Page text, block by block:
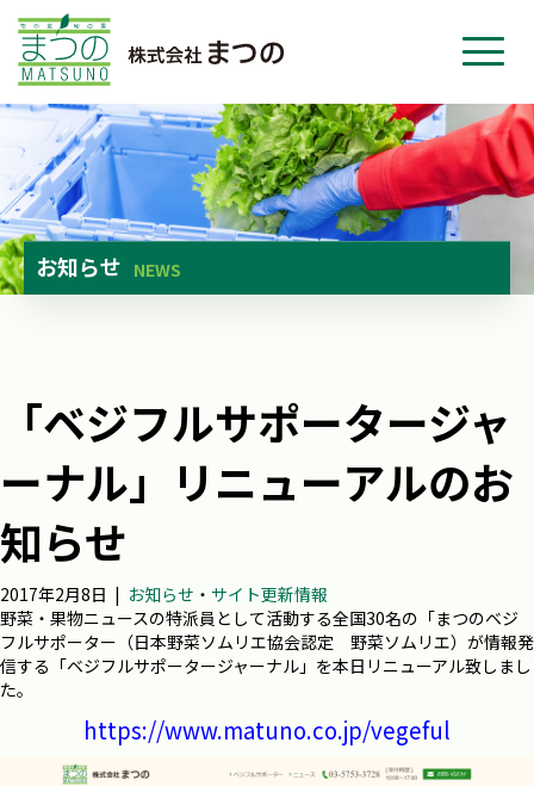
お知らせ NEWS
「ベジフルサポータージャ
ーナル」リニューアルのお
知らせ
2017年2月8日 | お知らせ ・ サイト更新情報
野菜・果物ニュースの特派員として活動する全国30名の 「まつのベジ
フルサポーター（日本野菜ソムリエ協会認定 野菜ソムリエ）が情報発
信する「ベジフルサポータージャーナル」を本日リニューアル致しまし
た。
https://www.matuno.co.jp/vegeful
ホーム
事業紹介
会社紹介
お問い合わせ